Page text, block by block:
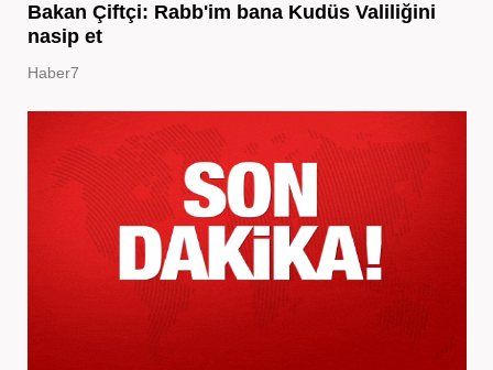
Bakan Çiftçi: Rabb'im bana Kudüs Valiliğini
nasip et
Haber7